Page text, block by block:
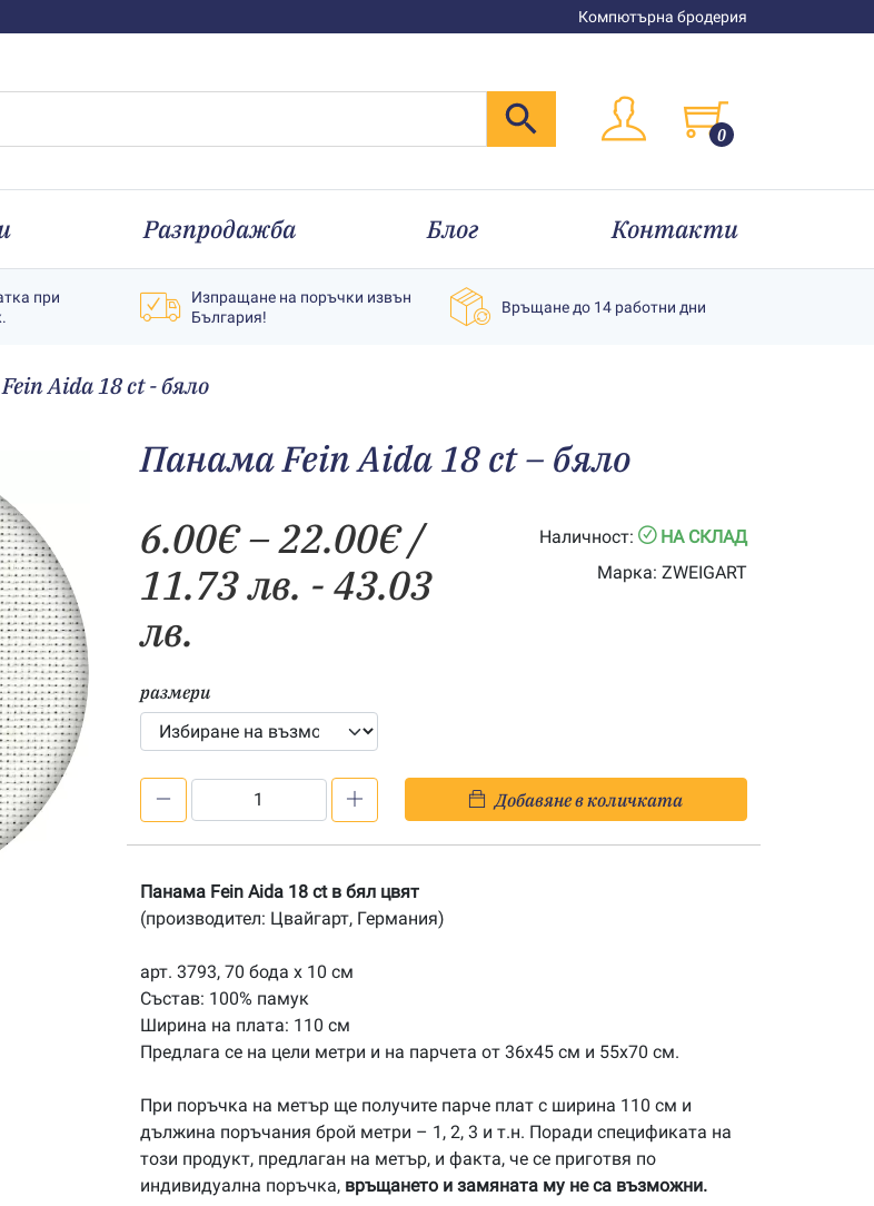
Компютърна бродерия
0
Разпродажба Блог Контакти
при
Изпращане на поръчки извън
България!
Връщане до 14 работни дни
Aida 18 ct - бяло
Панама Fein Aida 18 ct – бяло
6.00€–22.00€Price
range:
/
11.73 лв. - 43.03
лв.
Наличност:
НА СКЛАД
Марка: ZWEIGART
размери
Fein
Aida
ct
-
бяло
Добавяне в количката
Панама Fein Aida 18 ct в бял цвят
(производител: Цвайгарт, Германия)
арт. 3793, 70 бода х 10 см
Състав: 100% памук
Ширина на плата: 110 см
Предлага се на цели метри и на парчета от 36х45 см и 55х70 см.
При поръчка на метър ще получите парче плат с ширина 110 см и
дължина поръчания брой метри – 1, 2, 3 и т.н. Поради спецификата на
този продукт, предлаган на метър, и факта, че се приготвя по
индивидуална поръчка, връщането и замяната му не са възможни.